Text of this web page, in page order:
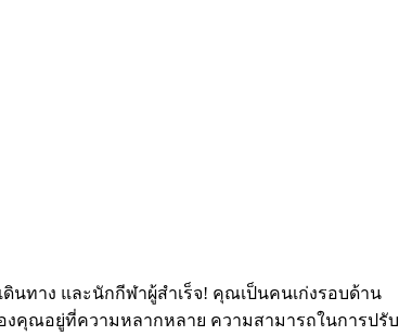
นทาง และนักกีฬาผู้สำเร็จ! คุณเป็นคนเก่งรอบด้าน
งคุณอยู่ที่ความหลากหลาย ความสามารถในการปรับ